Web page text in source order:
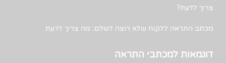
צריך לדעת?
מכתב התראה ללקוח שלא רוצה לשלם: מה צריך לדעת
דוגמאות למכתבי התראה